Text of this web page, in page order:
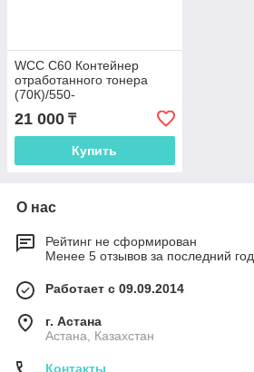
WCC C60 Контейнер
отработанного тонера
(70К)/550-
(008R12990)
21 000 ₸
Купить
О нас
Рейтинг не сформирован
Менее 5 отзывов за последний год
Работает с 09.09.2014
г. Астана
Астана, Казахстан
Контакты